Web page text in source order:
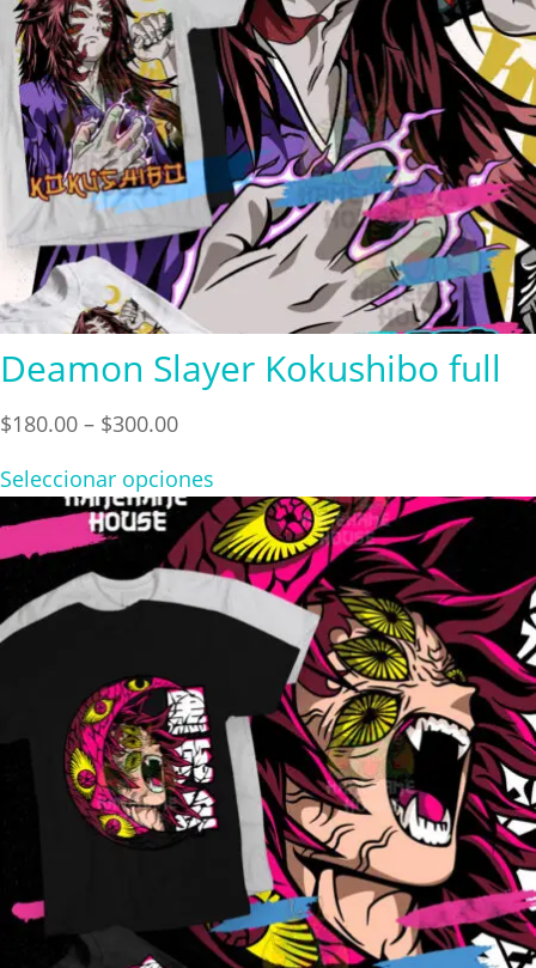
Deamon Slayer Kokushibo full
$180.00 – $300.00Price
$180.00
through
$300.00
Seleccionar opciones